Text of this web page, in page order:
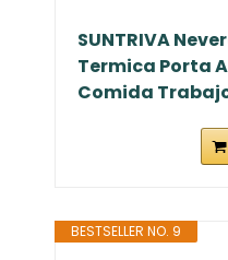
SUNTRIVA
Termica Porta
Comida
BESTSELLER NO. 9